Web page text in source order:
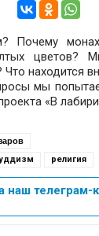
Почему
цветов?
находится
мы
«В
религия
наш телеграм-